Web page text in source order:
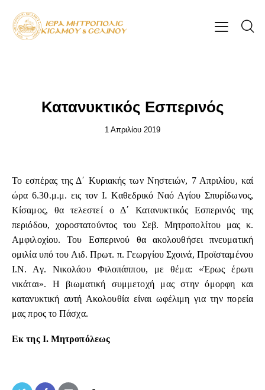
Κατανυκτικός Εσπερινός
1 Απριλίου 2019
Το εσπέρας της Δ΄ Κυριακής των Νηστειών, 7 Απριλίου, καί
ώρα 6.30.μ.μ. εις τον Ι. Καθεδρικό Ναό Αγίου Σπυρίδωνος,
Κίσαμος, θα τελεστεί ο Δ΄ Κατανυκτικός Εσπερινός της
περιόδου, χοροστατούντος του Σεβ. Μητροπολίτου μας κ.
Αμφιλοχίου. Του Εσπερινού θα ακολουθήσει πνευματική
ομιλία υπό του Αιδ. Πρωτ. π. Γεωργίου Σχοινά, Προϊσταμένου
Ι.Ν. Αγ. Νικολάου Φιλοπάππου, με θέμα: «Έρως έρωτι
νικάται». Η βιωματική συμμετοχή μας στην όμορφη και
κατανυκτική αυτή Ακολουθία είναι ωφέλιμη για την πορεία
μας προς το Πάσχα.
Εκ της Ι. Μητροπόλεως